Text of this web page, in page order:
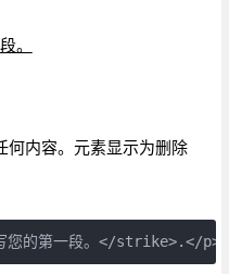
。
内容。元素显示为删除
您的第一段。</strike>.</p>